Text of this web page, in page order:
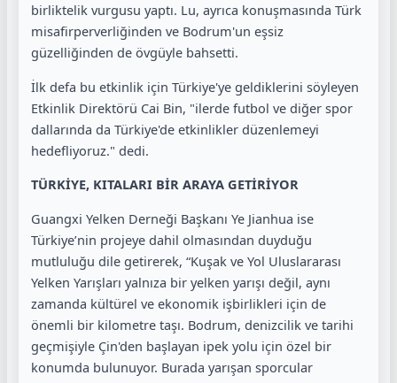
birliktelik vurgusu yaptı. Lu, ayrıca konuşmasında Türk
misafirperverliğinden ve Bodrum'un eşsiz
güzelliğinden de övgüyle bahsetti.
İlk defa bu etkinlik için Türkiye'ye geldiklerini söyleyen
Etkinlik Direktörü Cai Bin, "ilerde futbol ve diğer spor
dallarında da Türkiye'de etkinlikler düzenlemeyi
hedefliyoruz." dedi.
TÜRKİYE, KITALARI BİR ARAYA GETİRİYOR
Guangxi Yelken Derneği Başkanı Ye Jianhua ise
Türkiye’nin projeye dahil olmasından duyduğu
mutluluğu dile getirerek, “Kuşak ve Yol Uluslararası
Yelken Yarışları yalnıza bir yelken yarışı değil, aynı
zamanda kültürel ve ekonomik işbirlikleri için de
önemli bir kilometre taşı. Bodrum, denizcilik ve tarihi
geçmişiyle Çin'den başlayan ipek yolu için özel bir
konumda bulunuyor. Burada yarışan sporcular